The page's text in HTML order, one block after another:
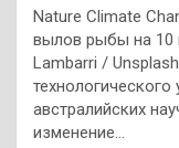
Nature Climate
вылов рыбы на 10
Lambarri /
технологического
австралийских
изменение…